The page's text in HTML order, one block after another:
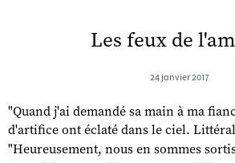
Les feux de
24 janvier 2017
"Quand j'ai demandé sa main à ma
d'artifice ont éclaté dans le ciel.
"Heureusement, nous en sommes